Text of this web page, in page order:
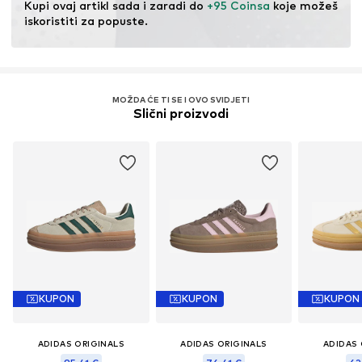
Kupi ovaj artikl sada i zaradi do +95 Coinsa koje možeš
iskoristiti za popuste.
MOŽDA ĆE TI SE I OVO SVIDJETI
Slični proizvodi
KUPON
ADIDAS ORIGINALS
KUPON
ADIDAS ORIGINALS
KUPON
ADIDAS